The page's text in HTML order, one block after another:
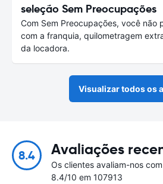
seleção Sem Preocupações
Com Sem Preocupações, você não
com a franquia, quilometragem
da locadora.
Visualizar todos os
8.4 Avaliações
Os clientes avaliam-nos
8.4/10 em 107913